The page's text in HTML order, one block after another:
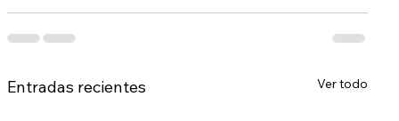
Entradas recientes Ver todo